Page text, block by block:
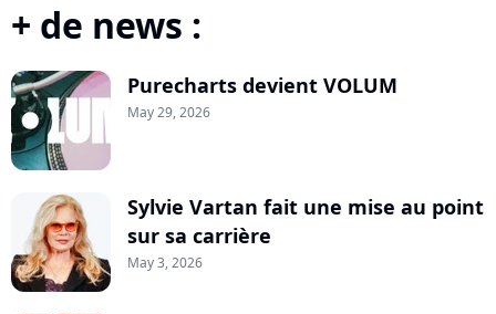
+ de news :
Purecharts devient VOLUM
May 29, 2026
Sylvie Vartan fait une mise au point
sur sa carrière
May 3, 2026